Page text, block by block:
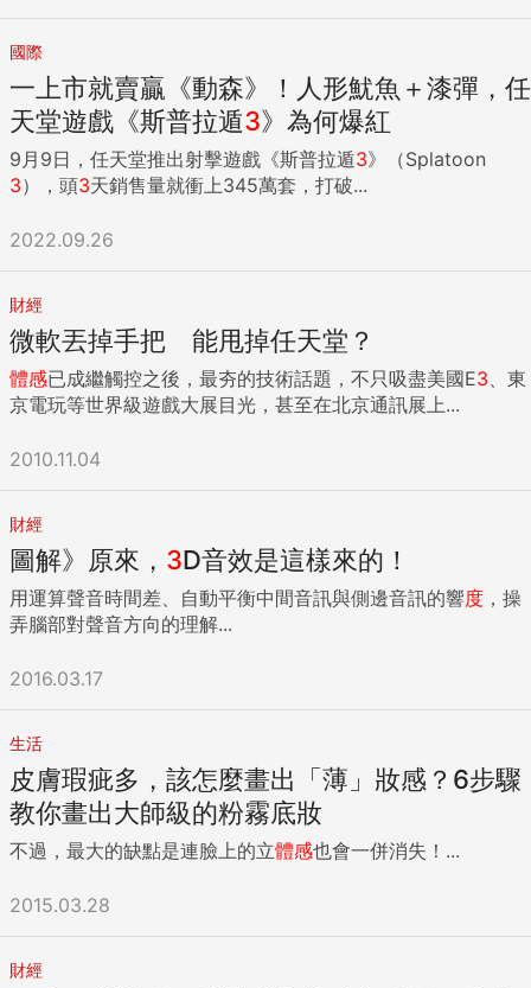
國際
一上市就賣贏《動森》！人形魷魚＋漆彈，任
天堂遊戲《斯普拉遁3》為何爆紅
9月9日，任天堂推出射擊遊戲《斯普拉遁3》（Splatoon
3），頭3天銷售量就衝上345萬套，打破...
2022.09.26
財經
微軟丟掉手把 能甩掉任天堂？
體感已成繼觸控之後，最夯的技術話題，不只吸盡美國E3 、東
京電玩等世界級遊戲大展目光，甚至在北京通訊展上...
2010.11.04
財經
圖解》原來， 3D音效是這樣來的！
用運算聲音時間差、自動平衡中間音訊與側邊音訊的響度 ，操
弄腦部對聲音方向的理解...
2016.03.17
生活
皮膚瑕疵多，該怎麼畫出「薄」妝感？6步驟
教你畫出大師級的粉霧底妝
不過，最大的缺點是連臉上的立體感也會一併消失！...
2015.03.28
財經